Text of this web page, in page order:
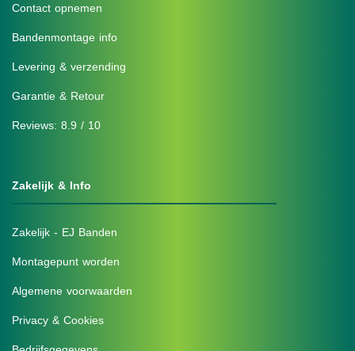
Contact opnemen
Bandenmontage info
Levering & verzending
Garantie & Retour
Reviews: 8.9 / 10
Zakelijk & Info
Zakelijk - EJ Banden
Montagepunt worden
Algemene voorwaarden
Privacy & Cookies